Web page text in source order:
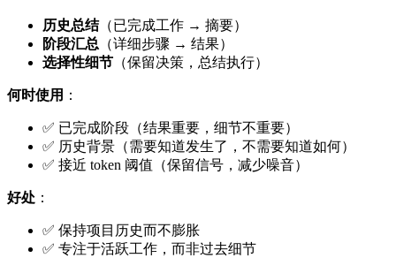
历史总结（已完成工作 → 摘要）
阶段汇总 （详细步骤 → 结果）
选择性细节 （保留决策，总结执行）
何时使用 ：
✅ 已完成阶段（结果重要，细节不重要）
✅ 历史背景（需要知道发生了，不需要知道如何）
✅ 接近 token 阈值（保留信号，减少噪音）
好处 ：
✅ 保持项目历史而不膨胀
✅ 专注于活跃工作，而非过去细节